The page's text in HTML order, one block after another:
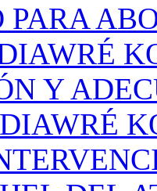
PARA
Y